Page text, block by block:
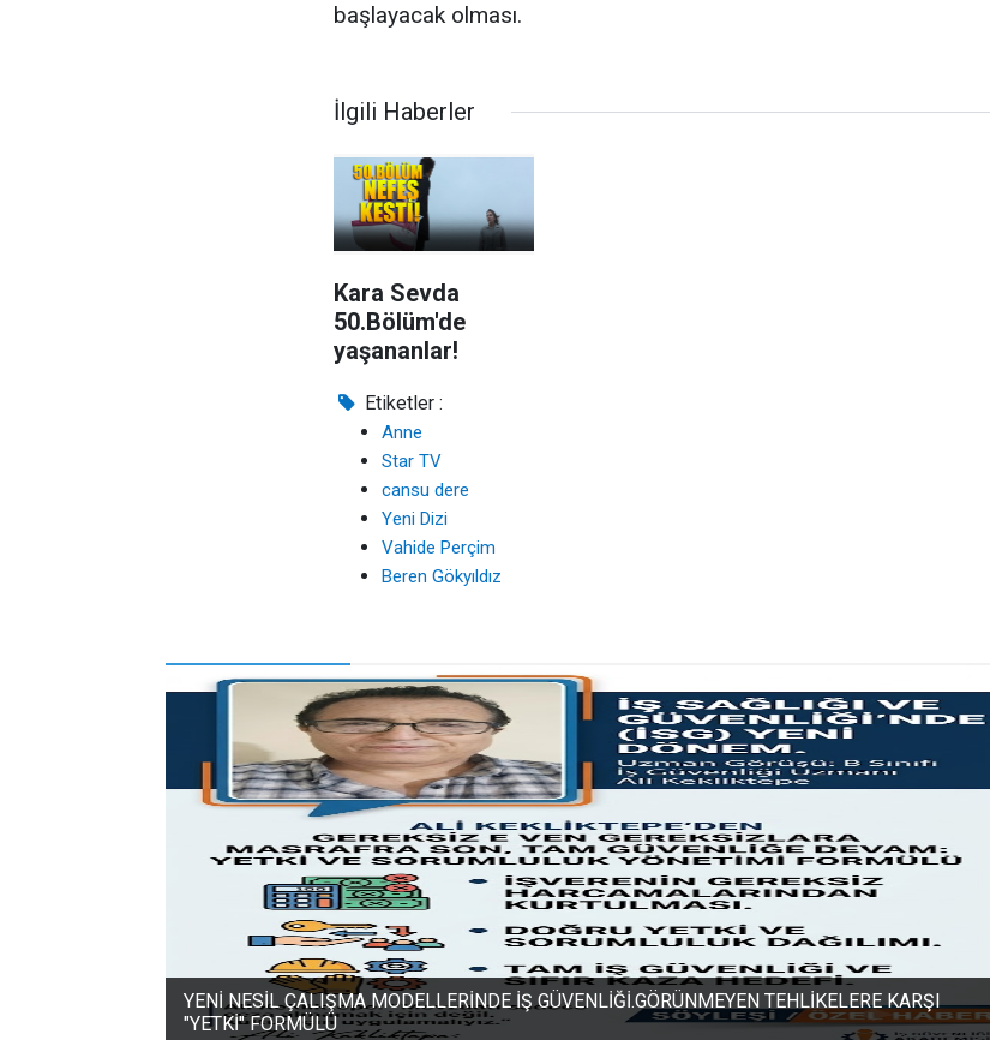
başlayacak olması.
İlgili Haberler
Kara Sevda
50.Bölüm'de
yaşananlar!
Etiketler :
Anne
Star TV
cansu dere
Yeni Dizi
Vahide Perçim
Beren Gökyıldız